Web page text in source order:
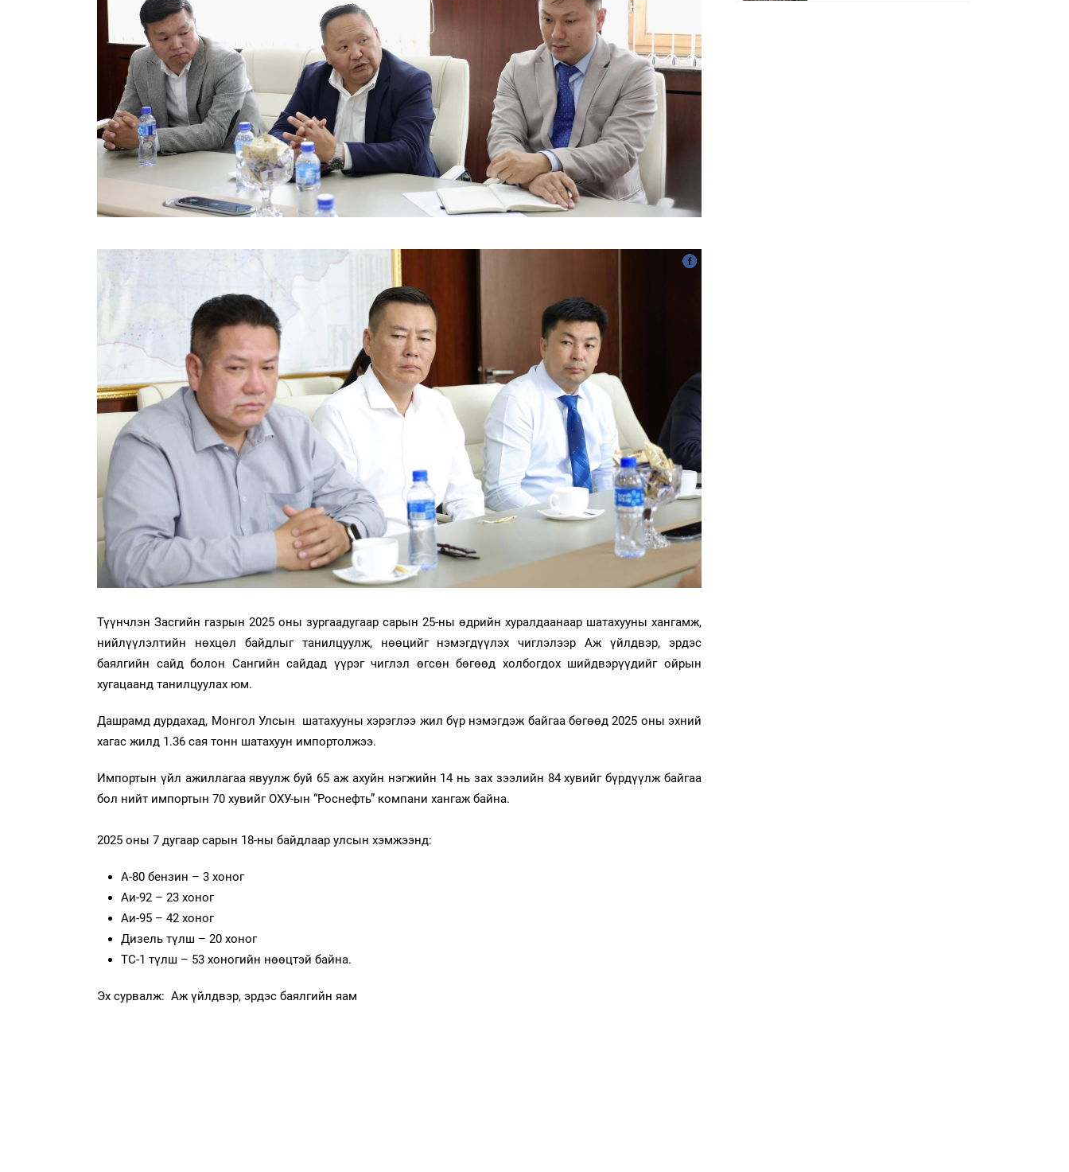
Түүнчлэн Засгийн газрын 2025 оны зургаадугаар сарын 25-ны өдрийн хуралдаанаар шатахууны хангамж,
нийлүүлэлтийн нөхцөл байдлыг танилцуулж, нөөцийг нэмэгдүүлэх чиглэлээр Аж үйлдвэр, эрдэс
баялгийн сайд болон Сангийн сайдад үүрэг чиглэл өгсөн бөгөөд холбогдох шийдвэрүүдийг ойрын
хугацаанд танилцуулах юм.
Дашрамд дурдахад, Монгол Улсын шатахууны хэрэглээ жил бүр нэмэгдэж байгаа бөгөөд 2025 оны эхний
хагас жилд 1.36 сая тонн шатахуун импортолжээ.
Импортын үйл ажиллагаа явуулж буй 65 аж ахуйн нэгжийн 14 нь зах зээлийн 84 хувийг бүрдүүлж байгаа
бол нийт импортын 70 хувийг ОХУ-ын “Роснефть” компани хангаж байна.
2025 оны 7 дугаар сарын 18-ны байдлаар улсын хэмжээнд:
А-80 бензин – 3 хоног
Аи-92 – 23 хоног
Аи-95 – 42 хоног
Дизель түлш – 20 хоног
ТС-1 түлш – 53 хоногийн нөөцтэй байна.
Эх сурвалж: Аж үйлдвэр, эрдэс баялгийн яам